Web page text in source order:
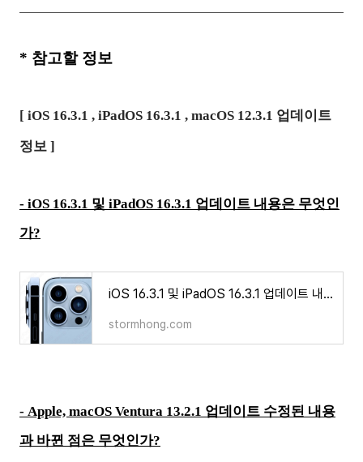
* 참고할 정보
[ iOS 16.3.1 , iPadOS 16.3.1 , macOS 12.3.1 업데이트
정보 ]
- iOS 16.3.1 및 iPadOS 16.3.1 업데이트 내용은 무엇인
가?
iOS 16.3.1 및 iPadOS 16.3.1 업데이트 내용은 무엇인가?
stormhong.com
- Apple, macOS Ventura 13.2.1 업데이트 수정된 내용
과 바뀐 점은 무엇인가?